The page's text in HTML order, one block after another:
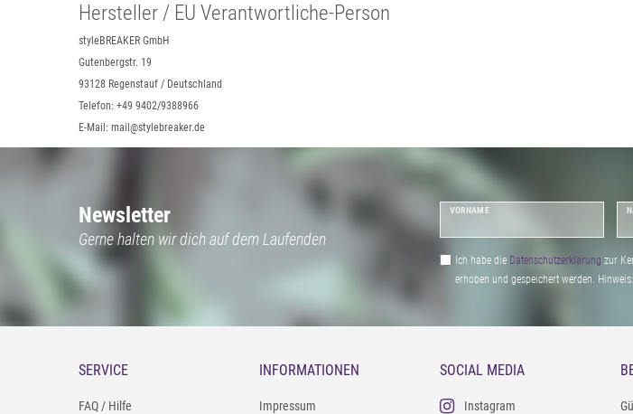
Hersteller / EU Verantwortliche-Person
styleBREAKER GmbH
Gutenbergstr. 19
93128 Regenstauf / Deutschland
Telefon: +49 9402/9388966
E-Mail: mail@stylebreaker.de
Newsletter
Gerne halten wir dich auf dem Laufenden
VORNAME
Ich habe die Daten­schutz­erklärung zur
erhoben und gespeichert werden.
SERVICE
FAQ / Hilfe
INFORMATIONEN
Impressum
SOCIAL MEDIA
Instagram